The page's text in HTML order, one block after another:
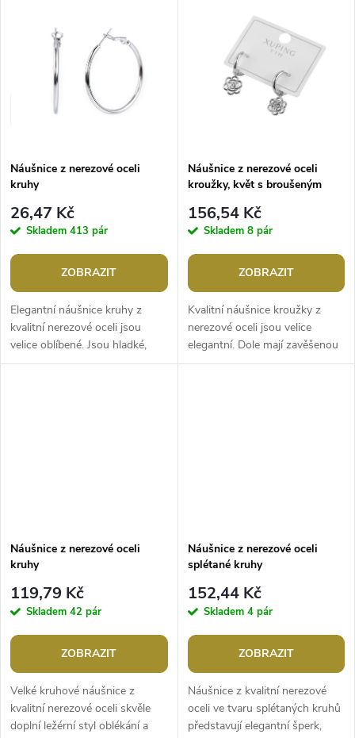
Náušnice z nerezové oceli
kruhy
26,47 Kč
Skladem 413 pár
ZOBRAZIT
Elegantní náušnice kruhy z
kvalitní nerezové oceli jsou
velice oblíbené. Jsou hladké,
mají vysoký lesk. Hodí se k
Náušnice z nerezové oceli
kroužky, květ s broušeným
156,54 Kč
Skladem 8 pár
ZOBRAZIT
Kvalitní náušnice kroužky z
nerezové oceli jsou velice
elegantní. Dole mají zavěšenou
ozdobu květu s broušeným
Náušnice z nerezové oceli
kruhy
119,79 Kč
Skladem 42 pár
ZOBRAZIT
Velké kruhové náušnice z
kvalitní nerezové oceli skvěle
doplní ležérní styl oblékání a
Náušnice z nerezové oceli
splétané kruhy
152,44 Kč
Skladem 4 pár
ZOBRAZIT
Náušnice z kvalitní nerezové
oceli ve tvaru splétaných kruhů
představují elegantní šperk,